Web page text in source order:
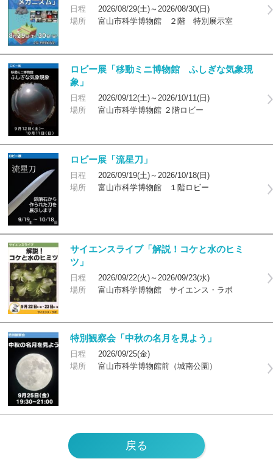
日程
2026/08/29(土)～2026/08/30(日)
場所
富山市科学博物館 ２階 特別展示室
ロビー展「移動ミニ博物館 ふしぎな気象現
象」
日程
2026/09/12(土)～2026/10/11(日)
場所
富山市科学博物館 ２階ロビー
ロビー展「流星刀」
日程
2026/09/19(土)～2026/10/18(日)
場所
富山市科学博物館 １階ロビー
サイエンスライブ「解説！コケと水のヒミ
ツ」
日程
2026/09/22(火)～2026/09/23(水)
場所
富山市科学博物館 サイエンス・ラボ
特別観察会「中秋の名月を見よう」
日程
2026/09/25(金)
場所
富山市科学博物館前（城南公園）